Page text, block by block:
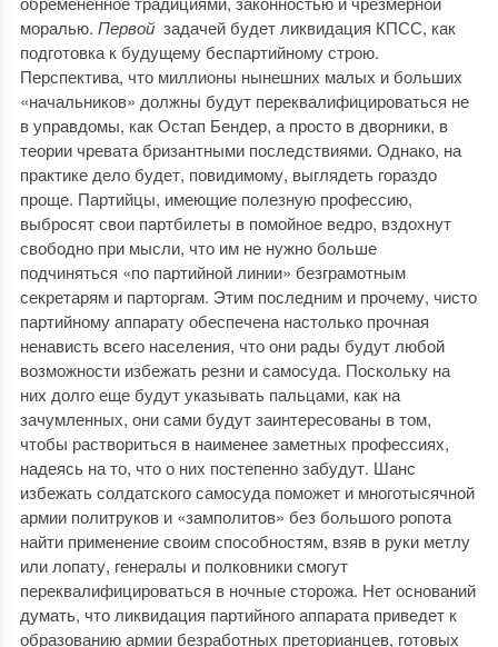
моралью. Первой задачей будет ликвидация КПСС, как
подготовка к будущему беспартийному строю.
Перспектива, что миллионы нынешних малых и больших
«начальников» должны будут переквалифицироваться не
в управдомы, как Остап Бендер, а просто в дворники, в
теории чревата бризантными последствиями. Однако, на
практике дело будет, повидимому, выглядеть гораздо
проще. Партийцы, имеющие полезную профессию,
выбросят свои партбилеты в помойное ведро, вздохнут
свободно при мысли, что им не нужно больше
подчиняться «по партийной линии» безграмотным
секретарям и парторгам. Этим последним и прочему, чисто
партийному аппарату обеспечена настолько прочная
ненависть всего населения, что они рады будут любой
возможности избежать резни и самосуда. Поскольку на
них долго еще будут указывать пальцами, как на
зачумленных, они сами будут заинтересованы в том,
чтобы раствориться в наименее заметных профессиях,
надеясь на то, что о них постепенно забудут. Шанс
избежать солдатского самосуда поможет и многотысячной
армии политруков и «замполитов» без большого ропота
найти применение своим способностям, взяв в руки метлу
или лопату, генералы и полковники смогут
переквалифицироваться в ночные сторожа. Нет оснований
думать, что ликвидация партийного аппарата приведет к
образованию армии безработных преторианцев, готовых